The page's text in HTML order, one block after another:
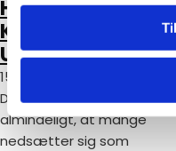
HYRET
KONSULENTER
UDEFRA
15. februar 2022
Det er i Danmark blevet
almindeligt, at mange
nedsætter sig som